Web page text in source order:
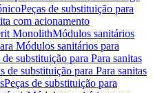
Peças de substituição para
com acionamento
MonolithMódulos sanitários
Módulos sanitários para
de substituição para Para sanitas
de substituição para Para sanitas
Peças de substituição para